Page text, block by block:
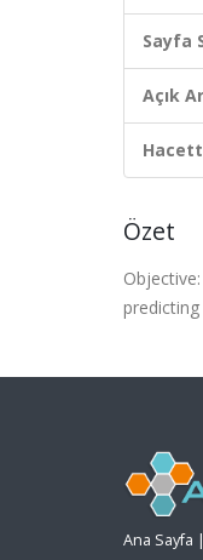
Sayfa
Açık
Özet
Ana Sayfa |